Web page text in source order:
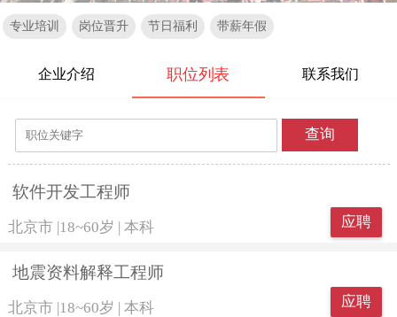
专业培训 岗位晋升 节日福利 带薪年假
企业介绍 职位列表 联系我们
查询
软件开发工程师
北京市 18~60岁 本科 应聘
地震资料解释工程师
北京市 |18~60岁 | 本科 应聘